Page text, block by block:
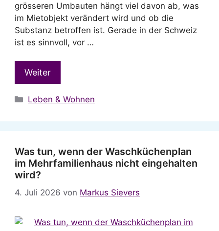
grösseren Umbauten hängt viel davon ab, was
im Mietobjekt verändert wird und ob die
Substanz betroffen ist. Gerade in der Schweiz
ist es sinnvoll, vor …
Weiter
Kategorien
Leben & Wohnen
Was tun, wenn der Waschküchenplan
im Mehrfamilienhaus nicht eingehalten
wird?
4. Juli 2026 von Markus Sievers